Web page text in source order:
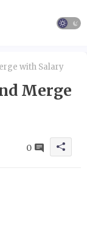
with Salary
Merge
0